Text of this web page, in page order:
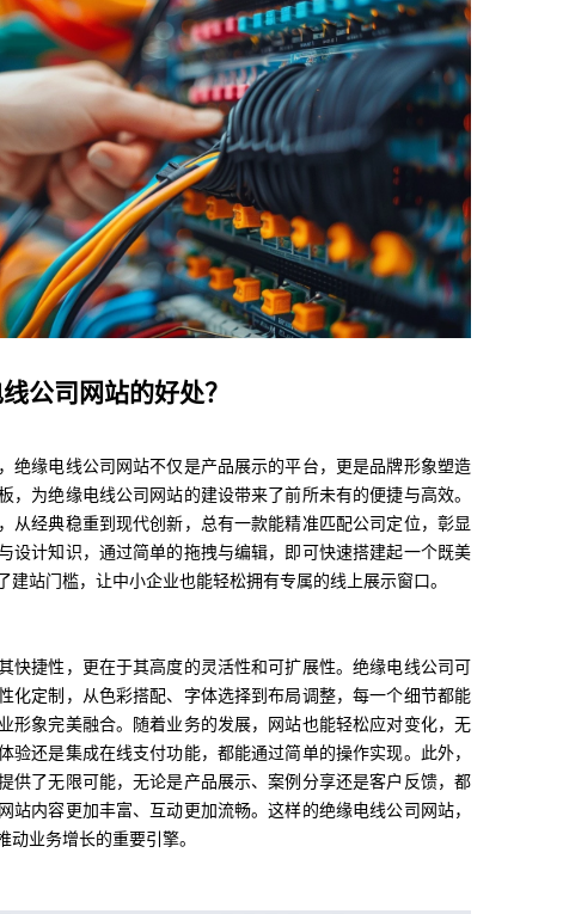
公司网站的好处？
绝缘电线公司网站不仅是产品展示的平台，更是品牌形象塑造
，为绝缘电线公司网站的建设带来了前所未有的便捷与高效。
从经典稳重到现代创新，总有一款能精准匹配公司定位，彰显
设计知识，通过简单的拖拽与编辑，即可快速搭建起一个既美
建站门槛，让中小企业也能轻松拥有专属的线上展示窗口。
快捷性，更在于其高度的灵活性和可扩展性。绝缘电线公司可
化定制，从色彩搭配、字体选择到布局调整，每一个细节都能
形象完美融合。随着业务的发展，网站也能轻松应对变化，无
验还是集成在线支付功能，都能通过简单的操作实现。此外，
供了无限可能，无论是产品展示、案例分享还是客户反馈，都
站内容更加丰富、互动更加流畅。这样的绝缘电线公司网站，
业务增长的重要引擎。